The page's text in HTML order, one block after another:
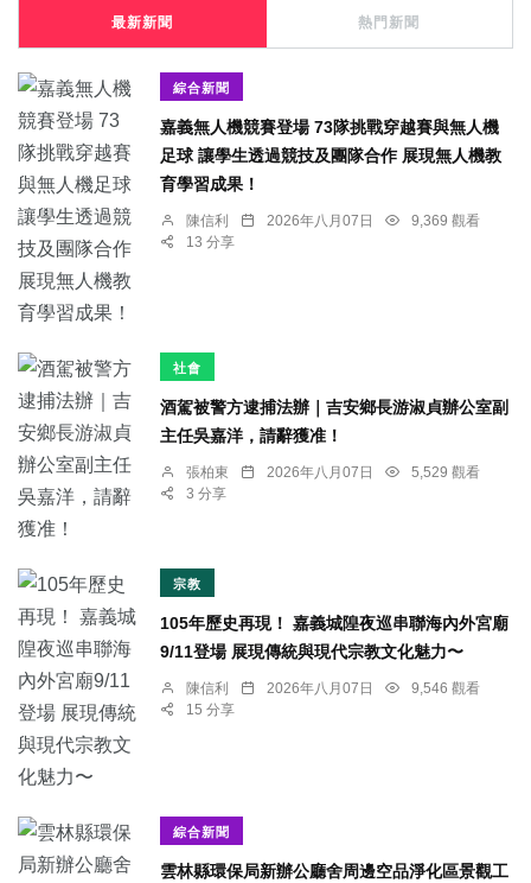
最新新聞 熱門新聞
綜合新聞
嘉義無人機競賽登場 73隊挑戰穿越賽與無人機
足球 讓學生透過競技及團隊合作 展現無人機教
育學習成果！
陳信利 2026年八月07日
9,369 觀看
13 分享
社會
酒駕被警方逮捕法辦｜吉安鄉長游淑貞辦公室副
主任吳嘉洋，請辭獲准！
張柏東 2026年八月07日
5,529 觀看
3 分享
宗教
105年歷史再現！ 嘉義城隍夜巡串聯海內外宮廟
9/11登場 展現傳統與現代宗教文化魅力〜
陳信利 2026年八月07日
9,546 觀看
15 分享
綜合新聞
雲林縣環保局新辦公廳舍周邊空品淨化區景觀工